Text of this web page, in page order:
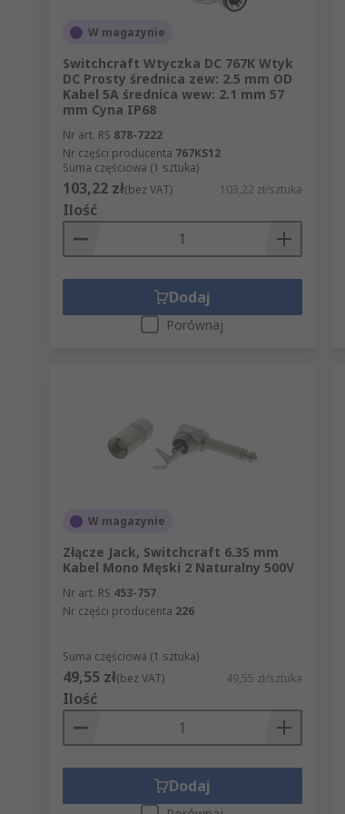
W magazynie
Switchcraft Wtyczka DC 767K Wtyk
DC Prosty średnica zew: 2.5 mm OD
Kabel 5A średnica wew: 2.1 mm 57
mm Cyna IP68
Nr art. RS 878-7222
Nr części producenta 767KS12
Suma częściowa (1 sztuka)
103,22 zł(bez VAT) 103,22 zł/sztuka
Ilość
Dodaj
Porównaj
W magazynie
Złącze Jack, Switchcraft 6.35 mm
Kabel Mono Męski 2 Naturalny 500V
Nr art. RS 453-757
Nr części producenta 226
Suma częściowa (1 sztuka)
49,55 zł(bez VAT) 49,55 zł/sztuka
Ilość
Dodaj